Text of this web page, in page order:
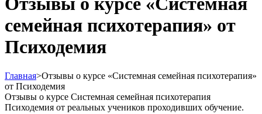
семейная психотерапия» от
Психодемия
Главная>Отзывы о курсе «Системная семейная психотерапия»
от Психодемия
Отзывы о курсе Системная семейная психотерапия
Психодемия от реальных учеников проходивших обучение.